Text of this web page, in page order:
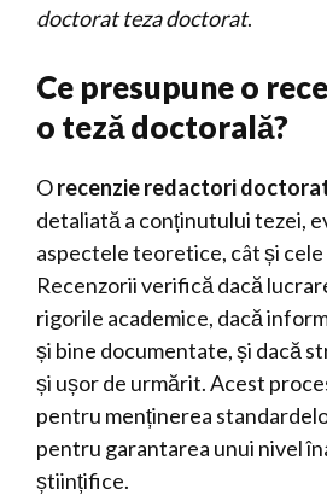
doctorat teza doctorat.
Ce presupune o
o teză doctorală?
Orecenzie redactori
detaliată a conținutului tezei,
aspectele teoretice, cât și
Recenzorii verifică dacă
rigorile academice, dacă
și bine documentate, și dacă
și ușor de urmărit. Acest
pentru menținerea
pentru garantarea unui nivel
științifice.